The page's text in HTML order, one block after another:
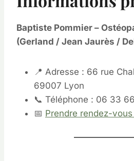
Baptiste Pommier –
(Gerland / Jean Jaurès /
📍 Adresse : 66 rue
69007 Lyon
📞 Téléphone : 06 33
📅 Prendre rendez-